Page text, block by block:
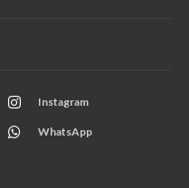
Instagram
WhatsApp